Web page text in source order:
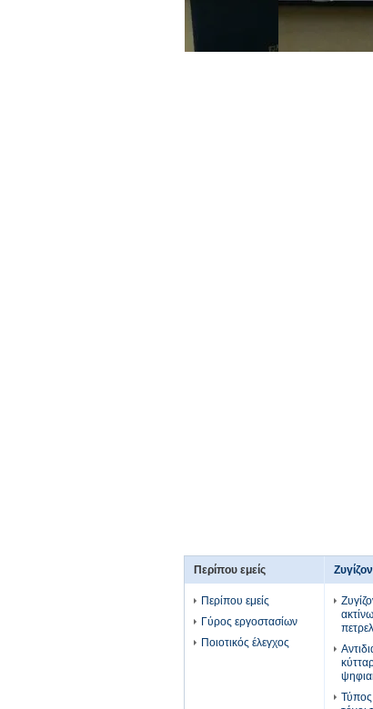
Περίπου εμείς
Περίπου εμείς
Γύρος εργοστασίων
Ποιοτικός έλεγχος